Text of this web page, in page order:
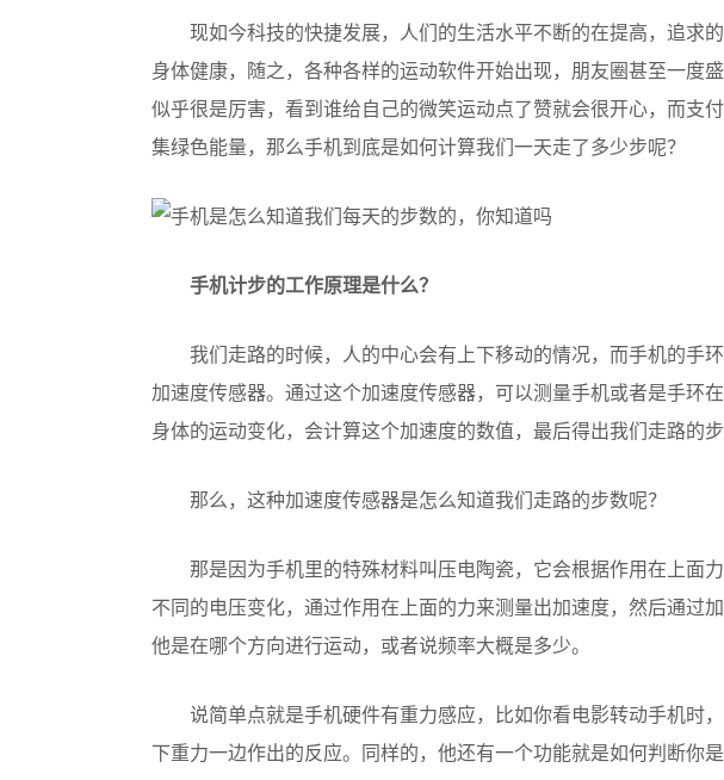
现如今科技的快捷发展，人们的生活水平不断的在提高，追求
身体健康，随之，各种各样的运动软件开始出现，朋友圈甚至一度
似乎很是厉害，看到谁给自己的微笑运动点了赞就会很开心，而支
集绿色能量，那么手机到底是如何计算我们一天走了多少步呢？
手机计步的工作原理是什么？
我们走路的时候，人的中心会有上下移动的情况，而手机的手
加速度传感器。通过这个加速度传感器，可以测量手机或者是手环
身体的运动变化，会计算这个加速度的数值，最后得出我们走路的步
那么，这种加速度传感器是怎么知道我们走路的步数呢？
那是因为手机里的特殊材料叫压电陶瓷，它会根据作用在上面
不同的电压变化，通过作用在上面的力来测量出加速度，然后通过
他是在哪个方向进行运动，或者说频率大概是多少。
说简单点就是手机硬件有重力感应，比如你看电影转动手机时
下重力一边作出的反应。同样的，他还有一个功能就是如何判断你